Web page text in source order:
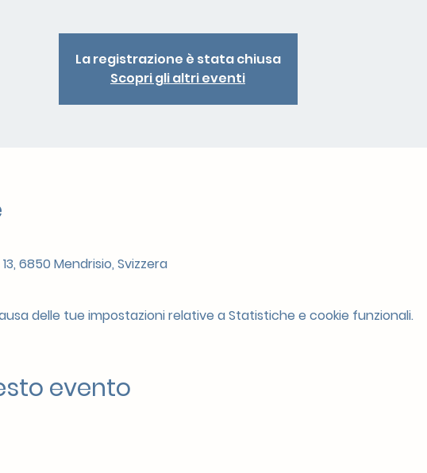
La registrazione è stata chiusa
Scopri gli altri eventi
6850 Mendrisio, Svizzera
delle tue impostazioni relative a Statistiche e cookie funzionali.
evento